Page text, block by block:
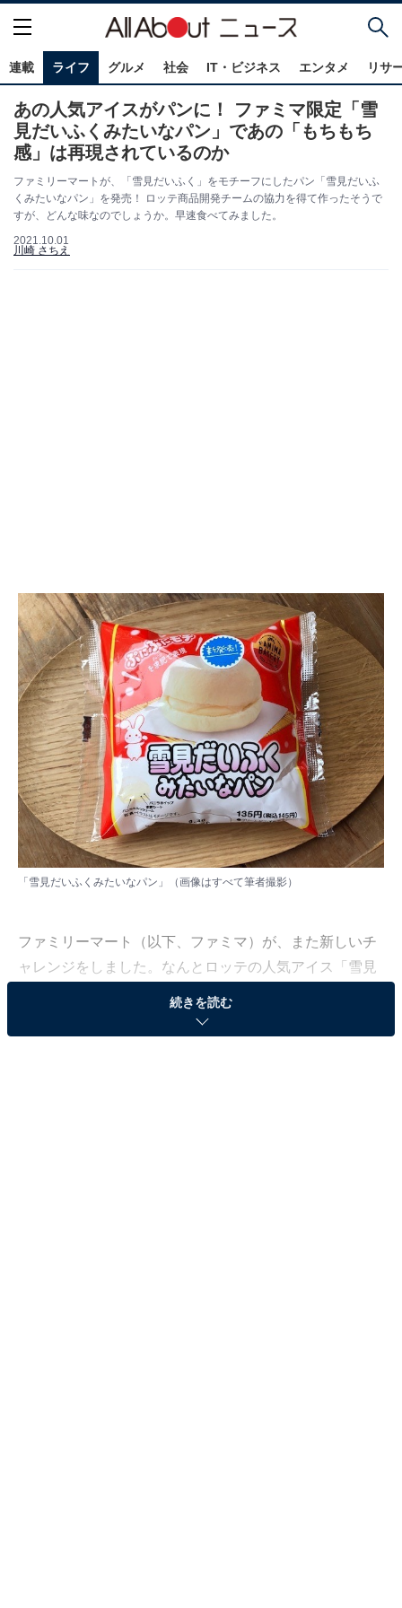
連載 ライフ グルメ 社会 IT・ビジネス エンタメ リサ
あの人気アイスがパンに！ ファミマ限定「雪
見だいふくみたいなパン」であの「もちもち
感」は再現されているのか
ファミリーマートが、「雪見だいふく」をモチーフにしたパン「雪見だいふ
くみたいなパン」を発売！ ロッテ商品開発チームの協力を得て作ったそうで
すが、どんな味なのでしょうか。早速食べてみました。
2021.10.01
川崎 さちえ
「雪見だいふくみたいなパン」（画像はすべて筆者撮影）
ファミリーマート（以下、ファミマ）が、また新しいチ
ャレンジをしました。なんとロッテの人気アイス「雪見
だいふく」をモチーフにしたパンを、ロッテ商品開発チ
ームの協力を得て作ってしまったのです。
続きを読む